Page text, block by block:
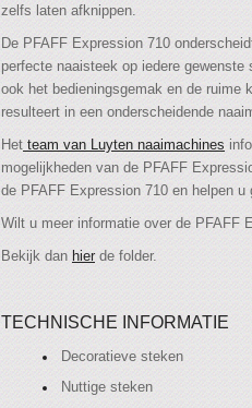
zelfs laten afknippen.
De PFAFF Expression 710
perfecte naaisteek op iedere
ook het bedieningsgemak en de ruime
resulteert in een onderscheidende
Het team van Luyten naaimachines
mogelijkheden van de PFAFF
de PFAFF Expression 710 en helpen u
Wilt u meer informatie over de PFAFF
Bekijk dan hierde folder.
TECHNISCHE INFORMATIE
Decoratieve steken
Nuttige steken